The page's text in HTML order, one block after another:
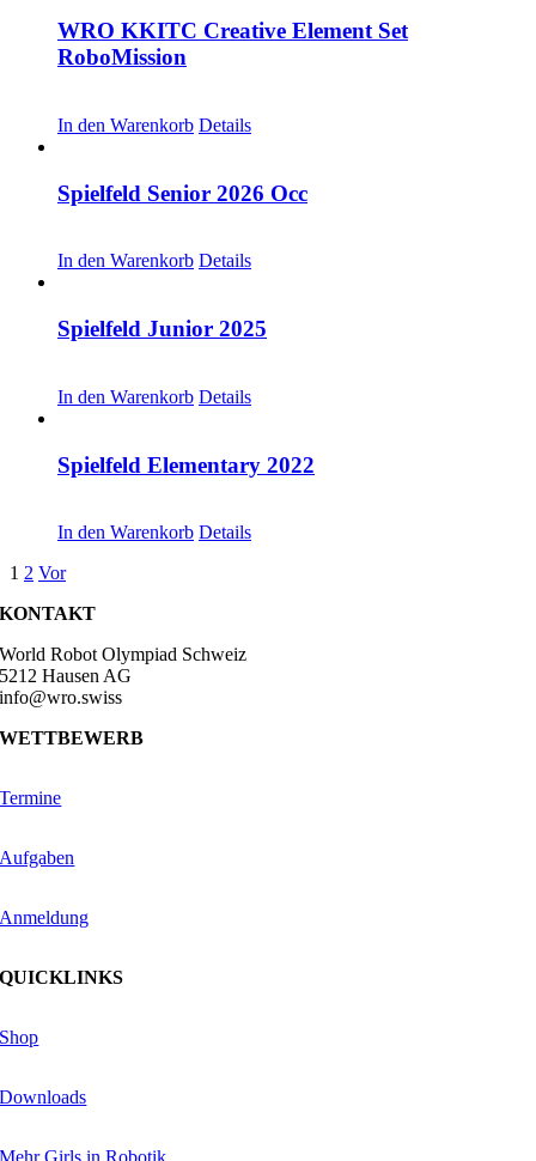
WRO KKITC Creative Element Set
RoboMission
In den Warenkorb Details
Spielfeld Senior 2026 Occ
In den Warenkorb Details
Spielfeld Junior 2025
In den Warenkorb Details
Spielfeld Elementary 2022
In den Warenkorb Details
1 2 Vor
KONTAKT
World Robot Olympiad Schweiz
5212 Hausen AG
info@wro.swiss
WETTBEWERB
Termine
Aufgaben
Anmeldung
QUICKLINKS
Shop
Downloads